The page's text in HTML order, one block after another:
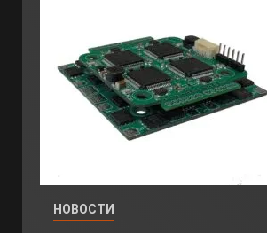
НОВОСТИ